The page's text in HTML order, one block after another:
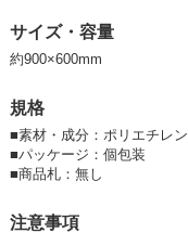
サイズ・容量
約900×600mm
規格
■素材・成分：ポリエチレン
■パッケージ：個包装
■商品札：無し
注意事項